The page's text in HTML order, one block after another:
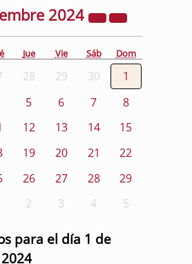
2024
Jue Vie Sáb Dom
28 29 30
1
5 6 7
8
12 13 14
15
19 20 21
22
26 27 28
29
2 3 4 5
para el día 1 de